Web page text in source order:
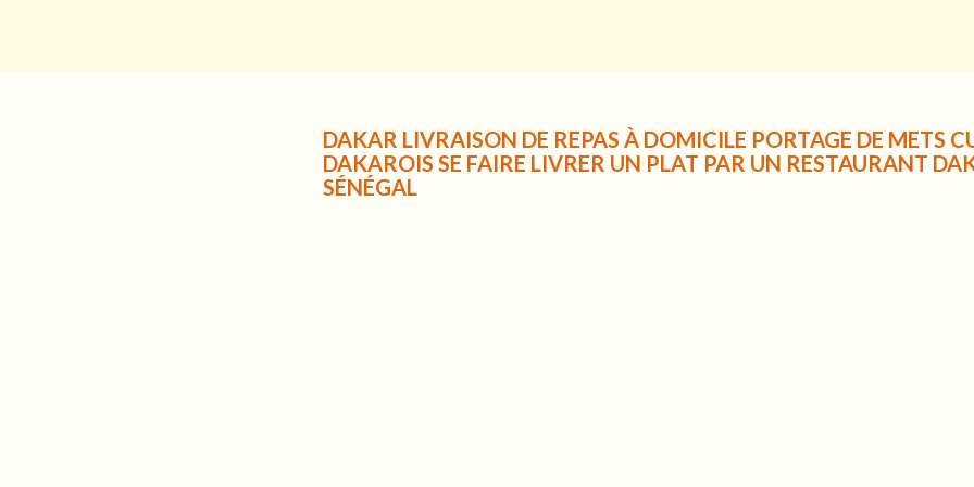
DAKAR LIVRAISON DE REPAS À DOMICILE PORTAGE DE METS
DAKAROIS SE FAIRE LIVRER UN PLAT PAR UN RESTAURANT
SÉNÉGAL